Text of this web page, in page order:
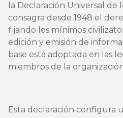
la Declaración Universal de
consagra desde 1948 el
fijando los mínimos
edición y emisión de
base está adoptada en las
miembros de la
Esta declaración configura